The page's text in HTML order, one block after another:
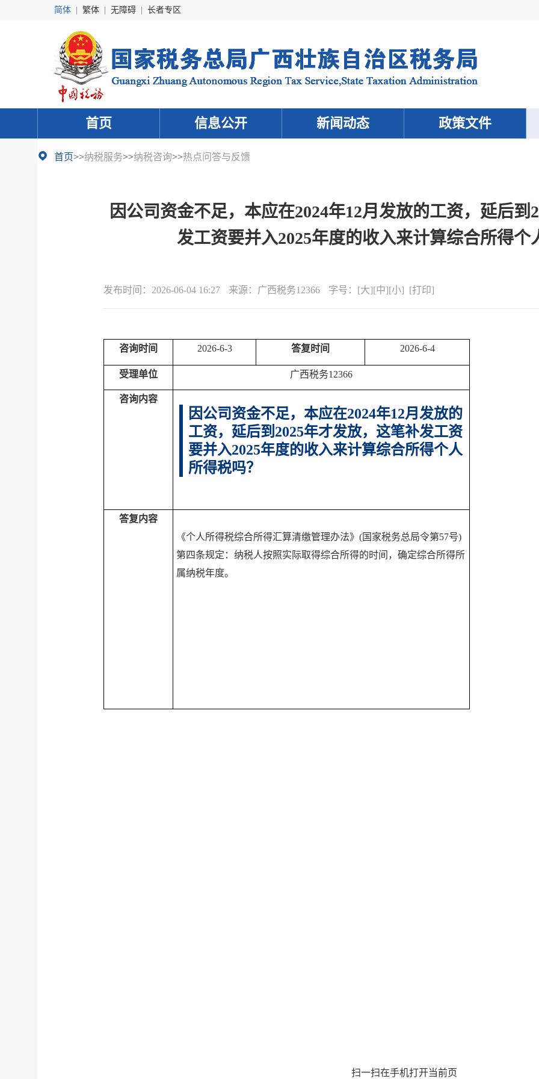
简体 繁体 无障碍 长者专区
首页 信息公开 新闻动态 政策文件
首页>>纳税服务>>纳税咨询>>热点问答与反馈
因公司资金不足，本应在2024年12月发放的工资，延后到
发工资要并入2025年度的收入来计算综合所得个
发布时间： 2026-06-04 16:27 来源： 广西税务12366 字号： [大][中][小] [打印]
咨询时间 2026-6-3 答复时间 2026-6-4
受理单位 广西税务12366
咨询内容
因公司资金不足，本应在2024年12月发放的
工资，延后到 2025年才发放，这笔补发工资
要并入2025年度的收入来计算综合所得个人
所得税吗？
答复内容
《个人所得税综合所得汇算清缴管理办法》 (国家税务总局令第57号)
第四条规定：纳税人按照实际取得综合所得的时间，确定综合所得所
属纳税年度。
扫一扫在手机打开当前页